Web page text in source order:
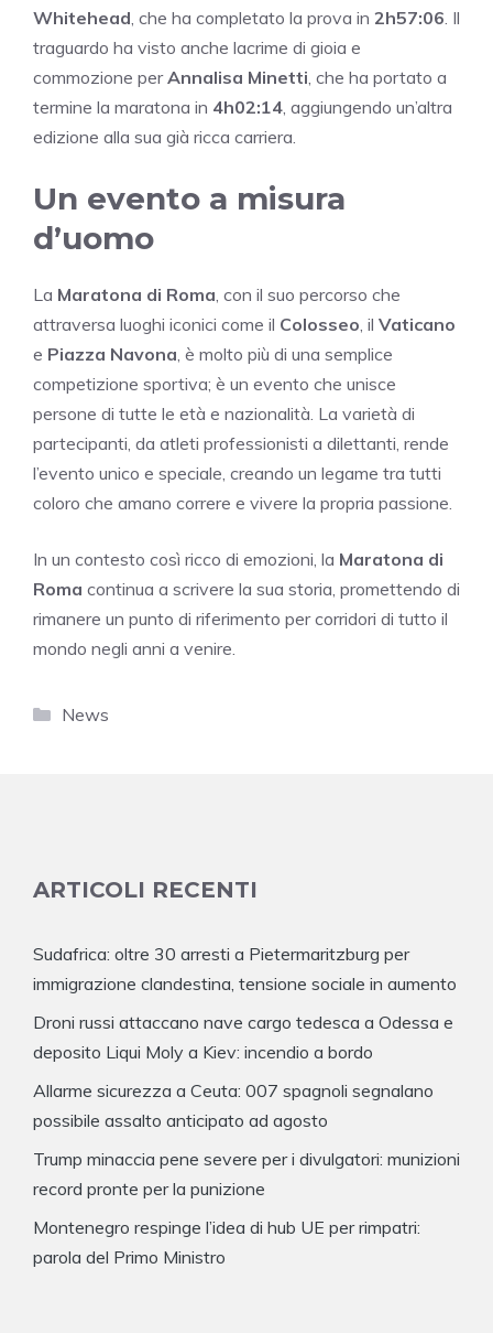
Whitehead , che ha completato la prova in 2h57:06 . Il
traguardo ha visto anche lacrime di gioia e
commozione perAnnalisa Minetti , che ha portato a
termine la maratona in 4h02:14 , aggiungendo un’altra
edizione alla sua già ricca carriera.
Un evento a misura
d’uomo
La Maratona di Roma , con il suo percorso che
attraversa luoghi iconici come il Colosseo , il Vaticano
e Piazza Navona , è molto più di una semplice
competizione sportiva; è un evento che unisce
persone di tutte le età e nazionalità. La varietà di
partecipanti, da atleti professionisti a dilettanti, rende
l’evento unico e speciale, creando un legame tra tutti
coloro che amano correre e vivere la propria passione.
In un contesto così ricco di emozioni, la Maratona di
Roma continua a scrivere la sua storia, promettendo di
rimanere un punto di riferimento per corridori di tutto il
mondo negli anni a venire.
Categorie
News
ARTICOLI RECENTI
Sudafrica: oltre 30 arresti a Pietermaritzburg per
immigrazione clandestina, tensione sociale in aumento
Droni russi attaccano nave cargo tedesca a Odessa e
deposito Liqui Moly a Kiev: incendio a bordo
Allarme sicurezza a Ceuta: 007 spagnoli segnalano
possibile assalto anticipato ad agosto
Trump minaccia pene severe per i divulgatori: munizioni
record pronte per la punizione
Montenegro respinge l’idea di hub UE per rimpatri:
parola del Primo Ministro